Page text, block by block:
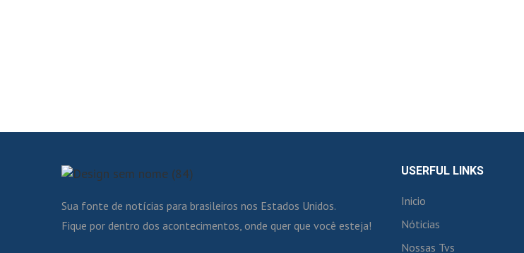
Sua fonte de notícias para brasileiros nos Estados Unidos.
Fique por dentro dos acontecimentos, onde quer que você esteja!
USERFUL LINKS
Inicio
Nóticias
Nossas Tvs